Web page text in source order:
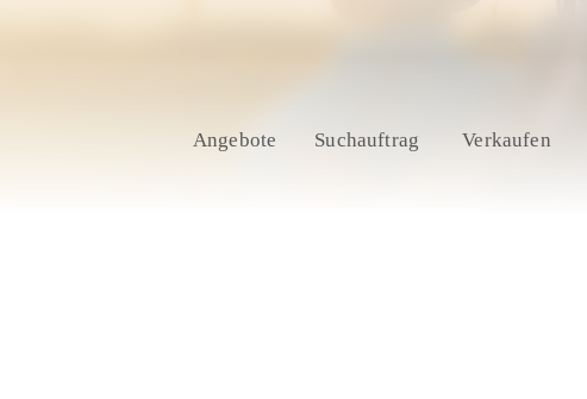
Angebote Suchauftrag Verkaufen